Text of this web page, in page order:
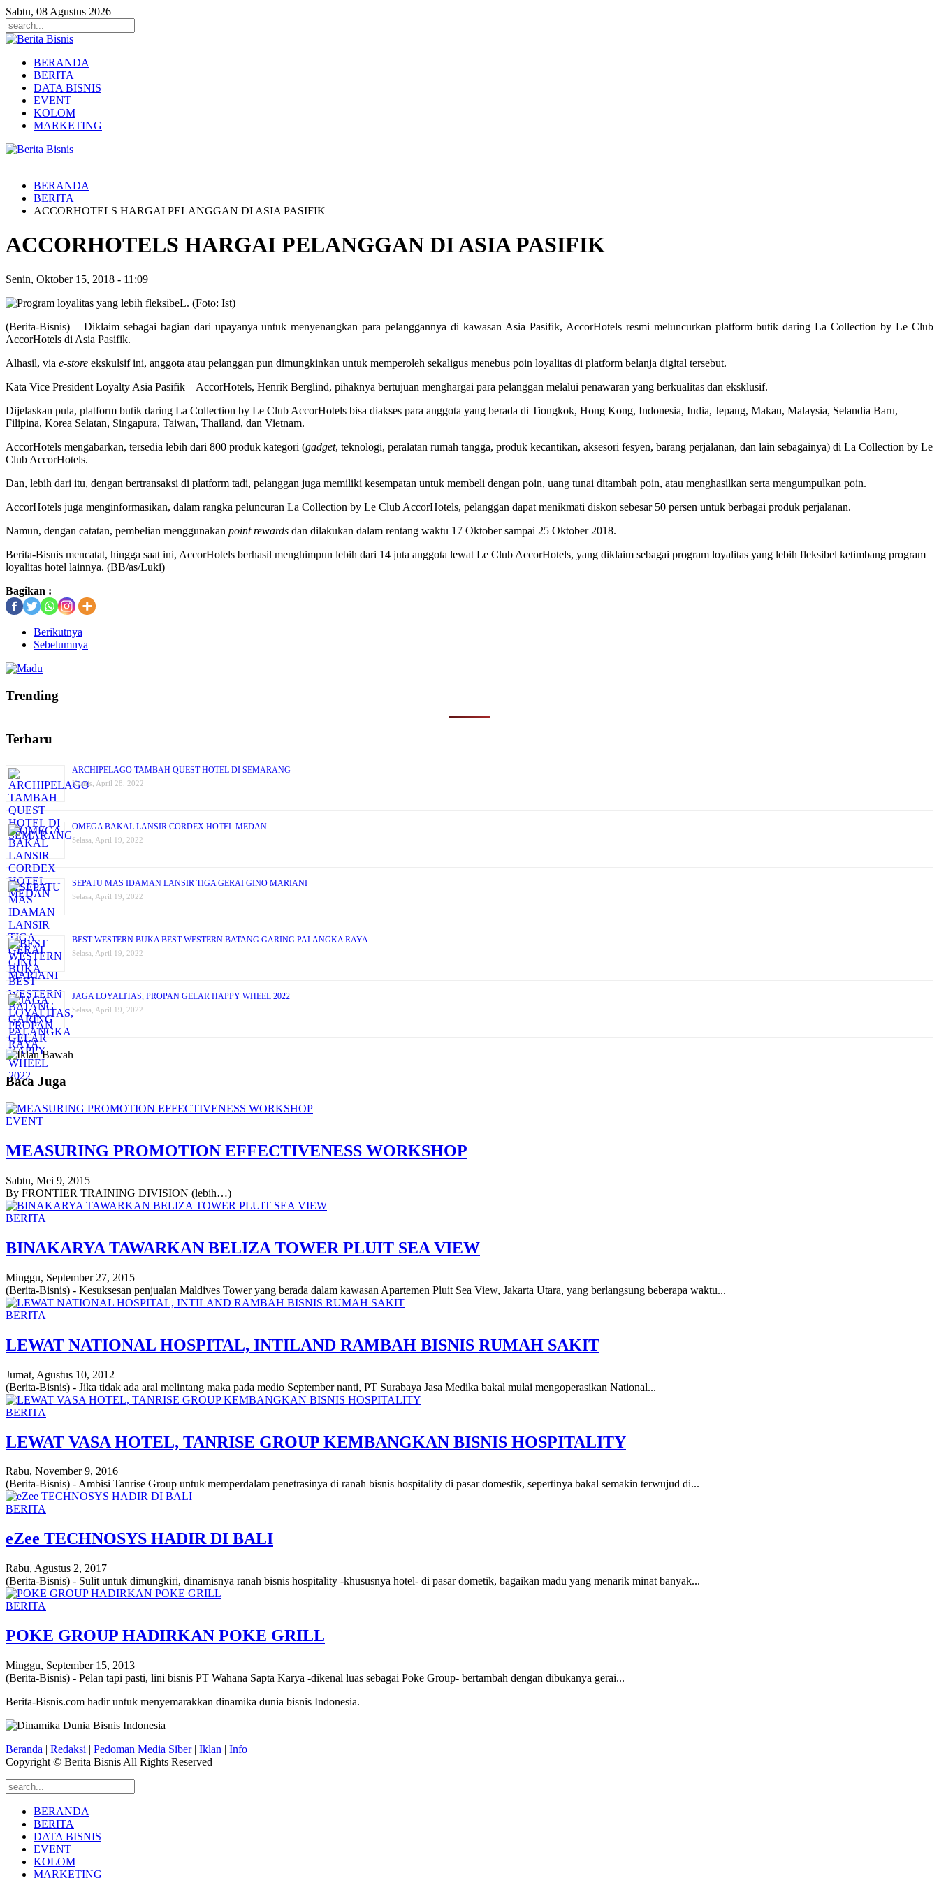
Sabtu, 08 Agustus 2026
BERANDA
BERITA
DATA BISNIS
EVENT
KOLOM
MARKETING
BERANDA
BERITA
ACCORHOTELS HARGAI PELANGGAN DI ASIA PASIFIK
ACCORHOTELS HARGAI PELANGGAN DI ASIA PASIFIK
Senin, Oktober 15, 2018 - 11:09
(Berita-Bisnis) – Diklaim sebagai bagian dari upayanya untuk menyenangkan para pelanggannya di kawasan Asia Pasifik, AccorHotels resmi meluncurkan platform butik daring La Collection by Le Club
AccorHotels di Asia Pasifik.
Alhasil, via e-store ekskulsif ini, anggota atau pelanggan pun dimungkinkan untuk memperoleh sekaligus menebus poin loyalitas di platform belanja digital tersebut.
Kata Vice President Loyalty Asia Pasifik – AccorHotels, Henrik Berglind, pihaknya bertujuan menghargai para pelanggan melalui penawaran yang berkualitas dan eksklusif.
Dijelaskan pula, platform butik daring La Collection by Le Club AccorHotels bisa diakses para anggota yang berada di Tiongkok, Hong Kong, Indonesia, India, Jepang, Makau, Malaysia, Selandia Baru,
Filipina, Korea Selatan, Singapura, Taiwan, Thailand, dan Vietnam.
AccorHotels mengabarkan, tersedia lebih dari 800 produk kategori (gadget, teknologi, peralatan rumah tangga, produk kecantikan, aksesori fesyen, barang perjalanan, dan lain sebagainya) di La Collection by Le
Club AccorHotels.
Dan, lebih dari itu, dengan bertransaksi di platform tadi, pelanggan juga memiliki kesempatan untuk membeli dengan poin, uang tunai ditambah poin, atau menghasilkan serta mengumpulkan poin.
AccorHotels juga menginformasikan, dalam rangka peluncuran La Collection by Le Club AccorHotels, pelanggan dapat menikmati diskon sebesar 50 persen untuk berbagai produk perjalanan.
Namun, dengan catatan, pembelian menggunakan point rewards dan dilakukan dalam rentang waktu 17 Oktober sampai 25 Oktober 2018.
Berita-Bisnis mencatat, hingga saat ini, AccorHotels berhasil menghimpun lebih dari 14 juta anggota lewat Le Club AccorHotels, yang diklaim sebagai program loyalitas yang lebih fleksibel ketimbang program
loyalitas hotel lainnya. (BB/as/Luki)
Bagikan :
Berikutnya
Sebelumnya
Trending
Terbaru
ARCHIPELAGO TAMBAH QUEST HOTEL DI SEMARANG
Kamis, April 28, 2022
OMEGA BAKAL LANSIR CORDEX HOTEL MEDAN
Selasa, April 19, 2022
SEPATU MAS IDAMAN LANSIR TIGA GERAI GINO MARIANI
Selasa, April 19, 2022
BEST WESTERN BUKA BEST WESTERN BATANG GARING PALANGKA RAYA
Selasa, April 19, 2022
JAGA LOYALITAS, PROPAN GELAR HAPPY WHEEL 2022
Selasa, April 19, 2022
Baca Juga
EVENT
MEASURING PROMOTION EFFECTIVENESS WORKSHOP
Sabtu, Mei 9, 2015
By FRONTIER TRAINING DIVISION (lebih…)
BERITA
BINAKARYA TAWARKAN BELIZA TOWER PLUIT SEA VIEW
Minggu, September 27, 2015
(Berita-Bisnis) - Kesuksesan penjualan Maldives Tower yang berada dalam kawasan Apartemen Pluit Sea View, Jakarta Utara, yang berlangsung beberapa waktu...
BERITA
LEWAT NATIONAL HOSPITAL, INTILAND RAMBAH BISNIS RUMAH SAKIT
Jumat, Agustus 10, 2012
(Berita-Bisnis) - Jika tidak ada aral melintang maka pada medio September nanti, PT Surabaya Jasa Medika bakal mulai mengoperasikan National...
BERITA
LEWAT VASA HOTEL, TANRISE GROUP KEMBANGKAN BISNIS HOSPITALITY
Rabu, November 9, 2016
(Berita-Bisnis) - Ambisi Tanrise Group untuk memperdalam penetrasinya di ranah bisnis hospitality di pasar domestik, sepertinya bakal semakin terwujud di...
BERITA
eZee TECHNOSYS HADIR DI BALI
Rabu, Agustus 2, 2017
(Berita-Bisnis) - Sulit untuk dimungkiri, dinamisnya ranah bisnis hospitality -khususnya hotel- di pasar dometik, bagaikan madu yang menarik minat banyak...
BERITA
POKE GROUP HADIRKAN POKE GRILL
Minggu, September 15, 2013
(Berita-Bisnis) - Pelan tapi pasti, lini bisnis PT Wahana Sapta Karya -dikenal luas sebagai Poke Group- bertambah dengan dibukanya gerai...
Berita-Bisnis.com hadir untuk menyemarakkan dinamika dunia bisnis Indonesia.
Beranda | Redaksi | Pedoman Media Siber| Iklan | Info
Copyright © Berita Bisnis All Rights Reserved
BERANDA
BERITA
DATA BISNIS
EVENT
KOLOM
MARKETING